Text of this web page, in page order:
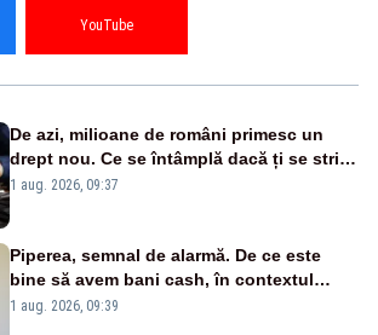
YouTube
De azi, milioane de români primesc un
drept nou. Ce se întâmplă dacă ți se strică
un produs
1 aug. 2026, 09:37
Piperea, semnal de alarmă. De ce este
bine să avem bani cash, în contextul
alertei energetice?
1 aug. 2026, 09:39